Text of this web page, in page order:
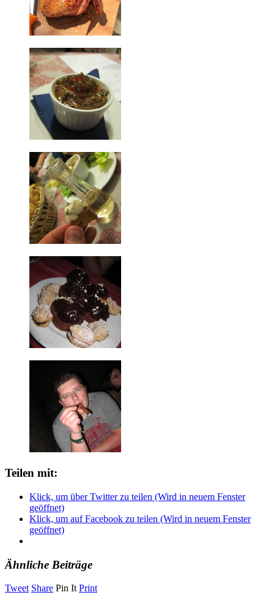
Teilen mit:
Klick, um über Twitter zu teilen (Wird in neuem Fenster
geöffnet)
Klick, um auf Facebook zu teilen (Wird in neuem Fenster
geöffnet)
Ähnliche Beiträge
Tweet Share Pin It Print